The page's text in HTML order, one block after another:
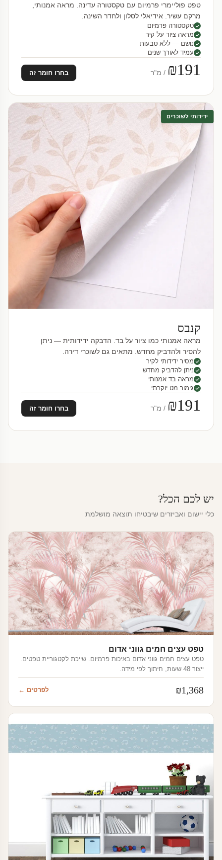
טפט פוליימרי פרמיום עם טקסטורה עדינה. מראה אמנותי,
מרקם עשיר. אידיאלי לסלון ולחדר השינה.
טקסטורה פרמיום
מראה ציור על קיר
נושם — ללא טבעות
עמיד לאורך שנים
₪191 / מ"ר בחרו חומר זה
ידידותי לשוכרים
קנבס
מראה אמנותי כמו ציור על בד. הדבקה ידידותית — ניתן
להסיר ולהדביק מחדש. מתאים גם לשוכרי דירה.
מסיר ידידותי לקיר
ניתן להדביק מחדש
מראה בד אמנותי
גימור מט יוקרתי
₪191 / מ"ר בחרו חומר זה
יש לכם הכל?
כלי יישום ואביזרים שיבטיחו תוצאה מושלמת
טפט עצים חמים גווני אדום
טפט עצים חמים גווני אדום באיכות פרמיום. שייכת לקטגוריית טפטים.
ייצור 48 שעות, חיתוך לפי מידה.
₪1,368 לפרטים ←